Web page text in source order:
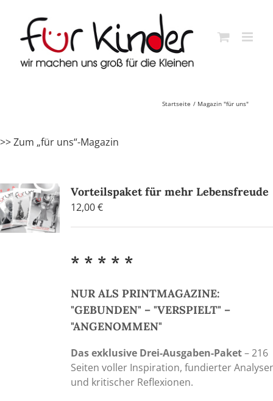
content
Startseite Magazin "für uns"
>> Zum „für uns“-Magazin
Vorteilspaket für mehr Lebensfreude
12,00€
* * * * *
NUR ALS PRINTMAGAZINE:
"GEBUNDEN" – "VERSPIELT" –
"ANGENOMMEN"
Das exklusive Drei-Ausgaben-Paket– 216
Seiten voller Inspiration, fundierter
und kritischer Reflexionen.